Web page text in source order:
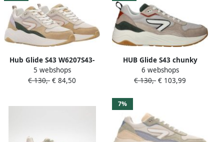
Hub Glide S43 W6207S43-
S23-C16 Beige Wit
5 webshops
€ 130,- € 84,50
HUB Glide S43 chunky
suède sneakers beige multi
6 webshops
€ 130,- € 103,99
7%